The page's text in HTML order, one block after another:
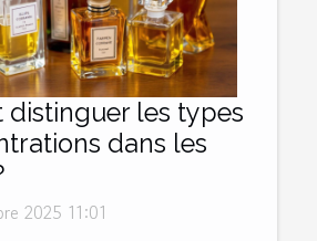
distinguer les types
dans les
2025 11:01